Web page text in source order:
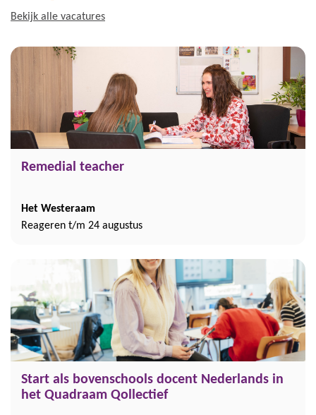
Bekijk alle vacatures
Remedial teacher
Het Westeraam
Reageren t/m 24 augustus
Start als bovenschools docent Nederlands in
het Quadraam Qollectief